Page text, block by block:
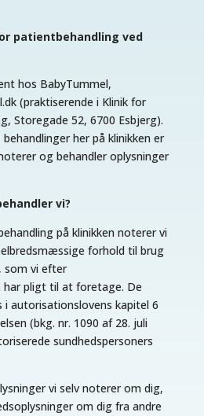
patientbehandling ved
hos BabyTummel,
(praktiserende i Klinik for
Storegade 52, 6700 Esbjerg).
her på klinikken er
og behandler oplysninger
vi?
på klinikken noterer vi
forhold til brug
som vi efter
har pligt til at foretage. De
autorisationslovens kapitel 6
(bkg. nr. 1090 af 28. juli
sundhedspersoners
vi selv noterer om dig,
om dig fra andre